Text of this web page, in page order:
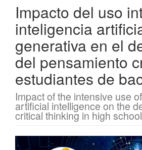
Impacto del uso
inteligencia
generativa en el
del pensamiento
estudiantes de
Impact of the intensive use
artificial intelligence on the
critical thinking in high
Barra